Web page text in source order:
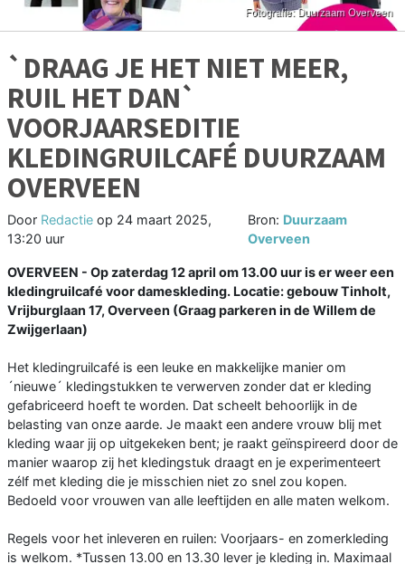
`DRAAG JE HET NIET MEER,
RUIL HET DAN`
VOORJAARSEDITIE
KLEDINGRUILCAFÉ DUURZAAM
OVERVEEN
Door Redactie op 24 maart 2025,
13:20 uur
Bron: Duurzaam
Overveen
OVERVEEN - Op zaterdag 12 april om 13.00 uur is er weer een
kledingruilcafé voor dameskleding. Locatie: gebouw Tinholt,
Vrijburglaan 17, Overveen (Graag parkeren in de Willem de
Zwijgerlaan)
Het kledingruilcafé is een leuke en makkelijke manier om
´nieuwe´ kledingstukken te verwerven zonder dat er kleding
gefabriceerd hoeft te worden. Dat scheelt behoorlijk in de
belasting van onze aarde. Je maakt een andere vrouw blij met
kleding waar jij op uitgekeken bent; je raakt geïnspireerd door de
manier waarop zij het kledingstuk draagt en je experimenteert
zélf met kleding die je misschien niet zo snel zou kopen.
Bedoeld voor vrouwen van alle leeftijden en alle maten welkom.
Regels voor het inleveren en ruilen: Voorjaars- en zomerkleding
is welkom. *Tussen 13.00 en 13.30 lever je kleding in. Maximaal